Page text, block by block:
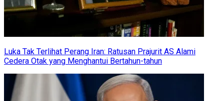
Luka Tak Terlihat Perang Iran: Ratusan Prajurit AS Alami
Cedera Otak yang Menghantui Bertahun-tahun